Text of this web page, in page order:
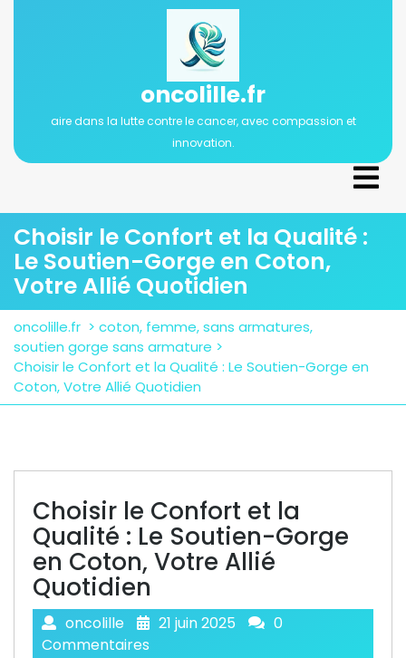
oncolille.fr
aire dans la lutte contre le cancer, avec compassion et
innovation.
Choisir le Confort et la Qualité :
Le Soutien-Gorge en Coton,
Votre Allié Quotidien
oncolille.fr > coton, femme,sans armatures,
soutien gorge sans armature >
Choisir le Confort et la Qualité : Le Soutien-Gorge en
Coton, Votre Allié Quotidien
Choisir le Confort et la
Qualité : Le Soutien-Gorge
en Coton, Votre Allié
Quotidien
oncolille 21 juin 2025
0
Commentaires